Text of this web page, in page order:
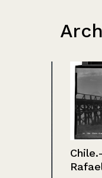
Chile.-
Rafael